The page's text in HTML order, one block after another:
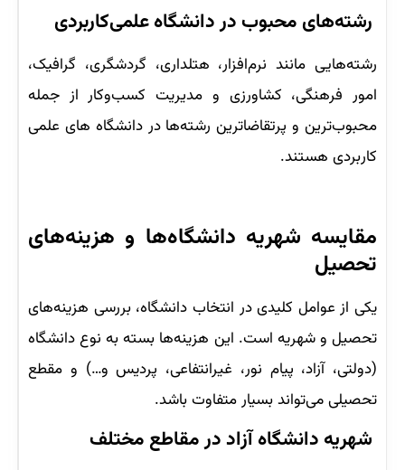
رشته‌های محبوب در دانشگاه علمی‌کاربردی
رشته‌هایی مانند نرم‌افزار، هتلداری، گردشگری، گرافیک،
امور فرهنگی، کشاورزی و مدیریت کسب‌وکار از جمله
محبوب‌ترین و پرتقاضاترین رشته‌ها در دانشگاه های علمی
کاربردی هستند.
مقایسه شهریه دانشگاه‌ها و هزینه‌های
تحصیل
یکی از عوامل کلیدی در انتخاب دانشگاه، بررسی هزینه‌های
تحصیل و شهریه است. این هزینه‌ها بسته به نوع دانشگاه
(دولتی، آزاد، پیام نور، غیرانتفاعی، پردیس و…) و مقطع
تحصیلی می‌تواند بسیار متفاوت باشد.
شهریه دانشگاه آزاد در مقاطع مختلف